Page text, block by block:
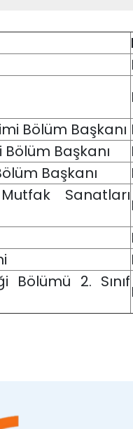
Bölüm Başkanı
Başkanı
Başkanı
Sanatları
Bölümü 2. Sınıf